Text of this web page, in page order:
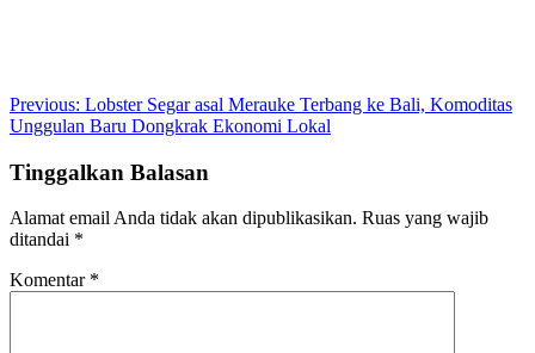
Post
navigation
Previous: Lobster Segar asal Merauke Terbang ke Bali, Komoditas
Unggulan Baru Dongkrak Ekonomi Lokal
Tinggalkan Balasan
Alamat email Anda tidak akan dipublikasikan. Ruas yang wajib
ditandai *
Komentar *